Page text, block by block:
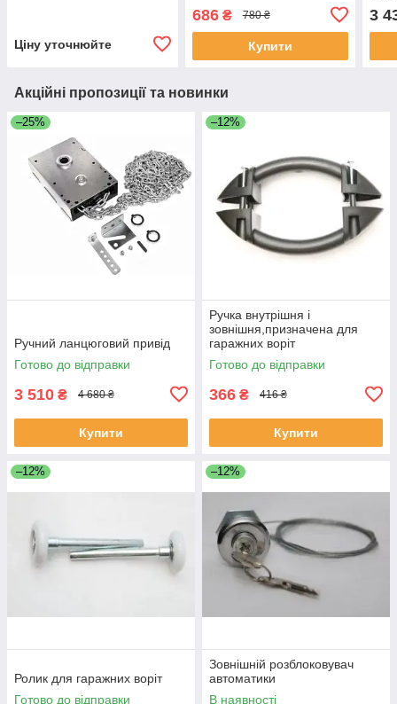
Ціну уточнюйте
686₴ 780 ₴
Купити
3
Акційні пропозиції та новинки
–25%
Ручний ланцюговий привід
Готово до відправки
3 510 ₴ 4 680 ₴
Купити
–12%
Ручка внутрішня і
зовнішня,призначена для
гаражних воріт
Готово до відправки
366 ₴ 416 ₴
Купити
–12%
Ролик для гаражних воріт
Готово до відправки
–12%
Зовнішній розблоковувач
автоматики
В наявності